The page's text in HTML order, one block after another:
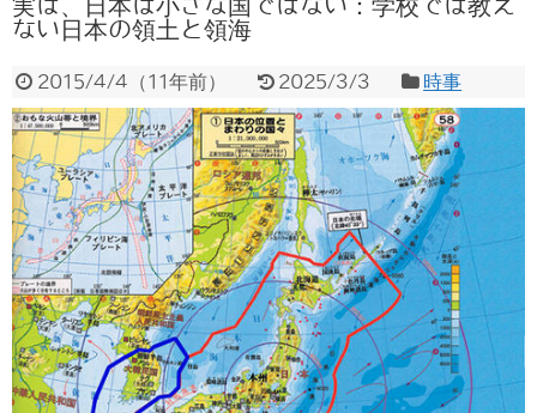
実は、日本は小さな国ではない：学校では教え
ない日本の領土と領海
2015/4/4 （11年前） 2025/3/3 時事